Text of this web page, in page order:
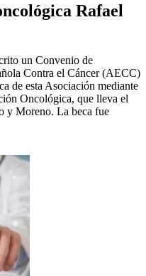
Rafael
un Convenio de
Contra el Cáncer (AECC)
de esta Asociación mediante
Oncológica, que lleva el
y Moreno. La beca fue